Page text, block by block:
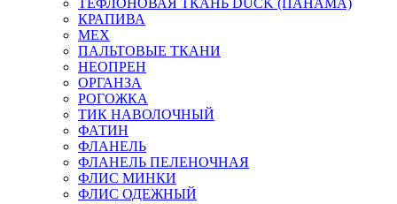
ТЕФЛОНОВАЯ ТКАНЬ DUCK (ПАНАМА)
КРАПИВА
МЕХ
ПАЛЬТОВЫЕ ТКАНИ
НЕОПРЕН
ОРГАНЗА
РОГОЖКА
ТИК НАВОЛОЧНЫЙ
ФАТИН
ФЛАНЕЛЬ
ФЛАНЕЛЬ ПЕЛЕНОЧНАЯ
ФЛИС МИНКИ
ФЛИС ОДЕЖНЫЙ